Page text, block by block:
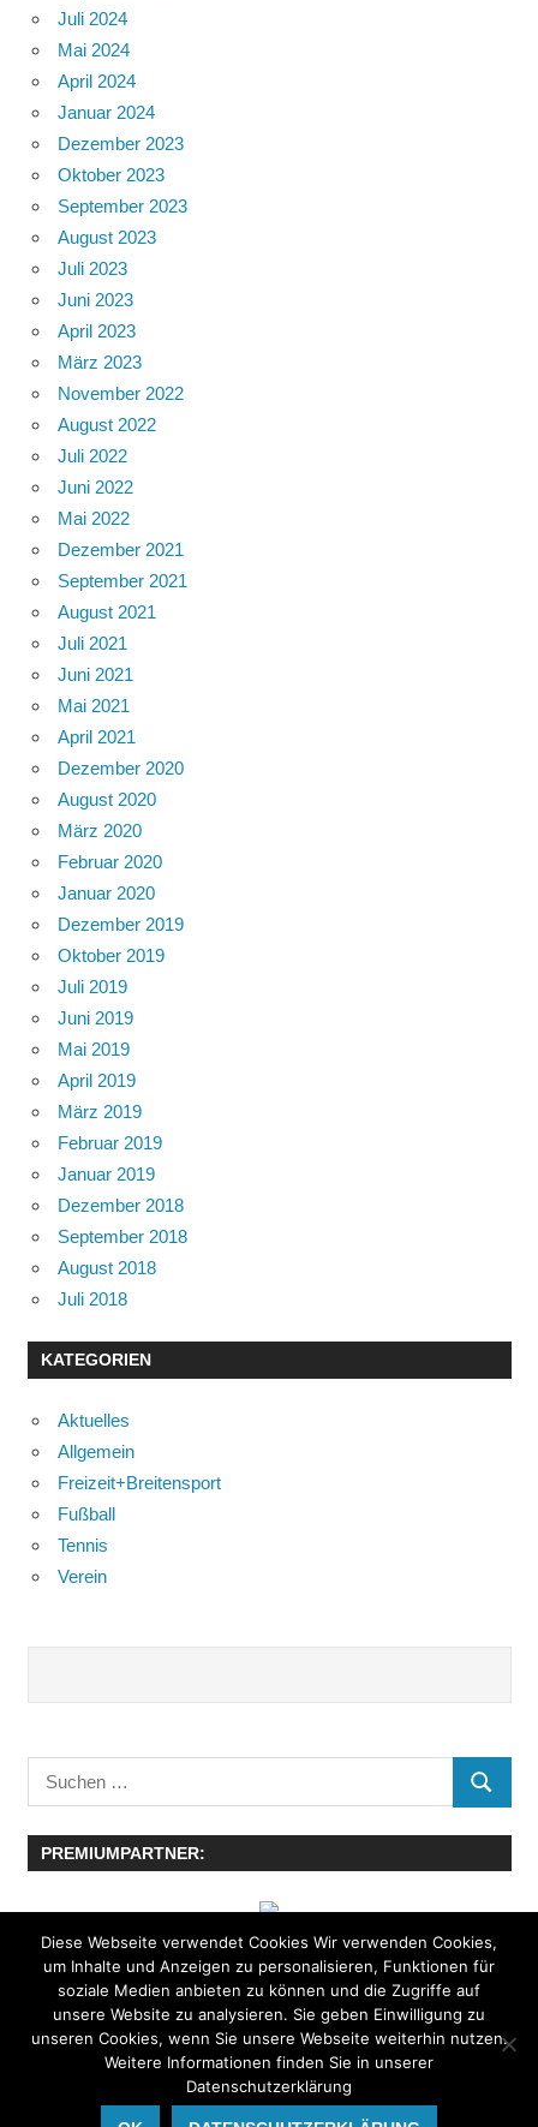
Juli 2024
Mai 2024
April 2024
Januar 2024
Dezember 2023
Oktober 2023
September 2023
August 2023
Juli 2023
Juni 2023
April 2023
März 2023
November 2022
August 2022
Juli 2022
Juni 2022
Mai 2022
Dezember 2021
September 2021
August 2021
Juli 2021
Juni 2021
Mai 2021
April 2021
Dezember 2020
August 2020
März 2020
Februar 2020
Januar 2020
Dezember 2019
Oktober 2019
Juli 2019
Juni 2019
Mai 2019
April 2019
März 2019
Februar 2019
Januar 2019
Dezember 2018
September 2018
August 2018
Juli 2018
KATEGORIEN
Aktuelles
Allgemein
Freizeit+Breitensport
Fußball
Tennis
Verein
Suchen
nach:
SUCHEN
PREMIUMPARTNER:
Diese Webseite verwendet Cookies Wir verwenden Cookies,
um Inhalte und Anzeigen zu personalisieren, Funktionen für
soziale Medien anbieten zu können und die Zugriffe auf
unsere Website zu analysieren. Sie geben Einwilligung zu
unseren Cookies, wenn Sie unsere Webseite weiterhin nutzen.
Weitere Informationen finden Sie in unserer
Datenschutzerklärung